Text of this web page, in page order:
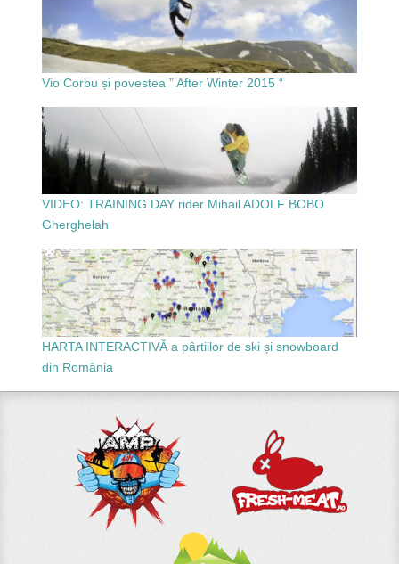
Vio Corbu și povestea ” After Winter 2015 “
VIDEO: TRAINING DAY rider Mihail ADOLF BOBO
Gherghelah
HARTA INTERACTIVĂ a pârtiilor de ski și snowboard
din România